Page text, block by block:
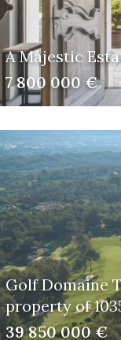
A Majestic
7 800 000 €
Golf Domaine
property of
39 850 000 €